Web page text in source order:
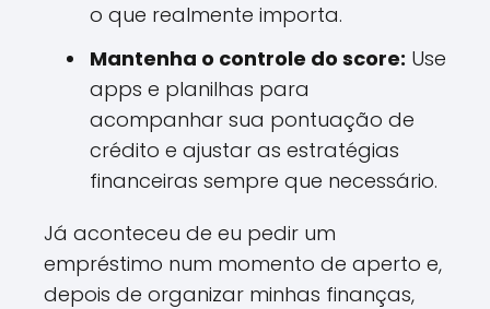
o que realmente importa.
Mantenha o controle do score: Use
apps e planilhas para
acompanhar sua pontuação de
crédito e ajustar as estratégias
financeiras sempre que necessário.
Já aconteceu de eu pedir um
empréstimo num momento de aperto e,
depois de organizar minhas finanças,